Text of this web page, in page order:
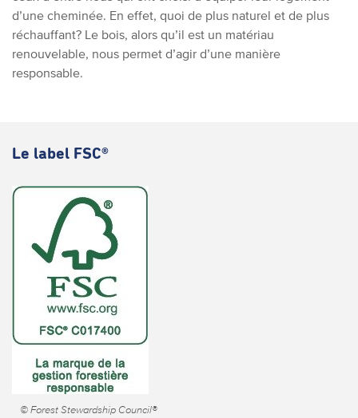
d’une cheminée. En effet, quoi de plus naturel et de plus
réchauffant? Le bois, alors qu’il est un matériau
renouvelable, nous permet d’agir d’une manière
responsable.
Le label FSC®
© Forest Stewardship Council®